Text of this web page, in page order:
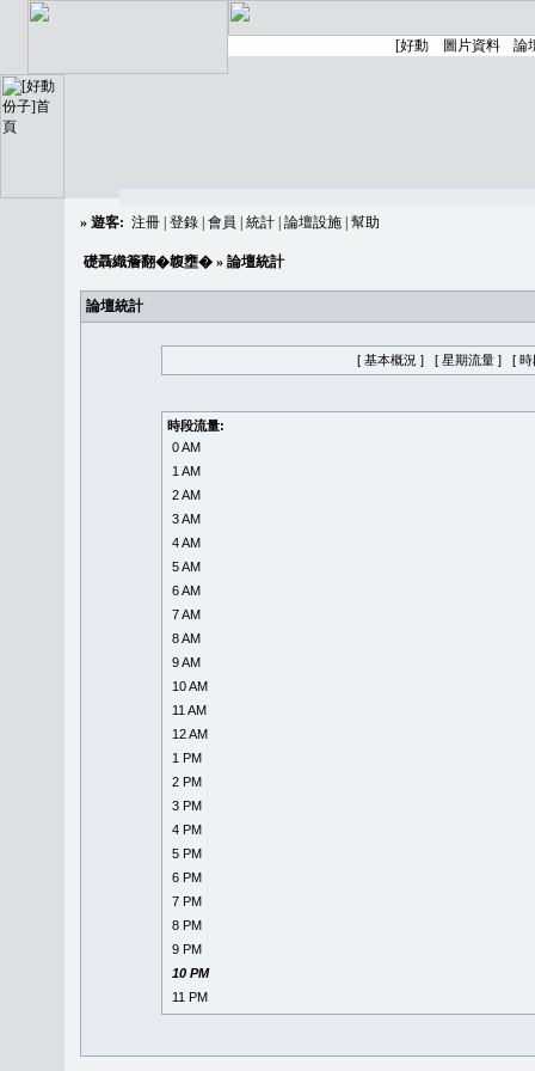
» 遊客: 注冊 登錄 會員 統計 論壇設施 幫助
礎聶織簷翻�䪖壅� » 論壇統計
論壇統計
[ 基本概況 ] [ 星期流量 ] [ 時
時段流量:
0 AM
1 AM
2 AM
3 AM
4 AM
5 AM
6 AM
7 AM
8 AM
9 AM
10 AM
11 AM
12 AM
1 PM
2 PM
3 PM
4 PM
5 PM
6 PM
7 PM
8 PM
9 PM
10 PM
11 PM